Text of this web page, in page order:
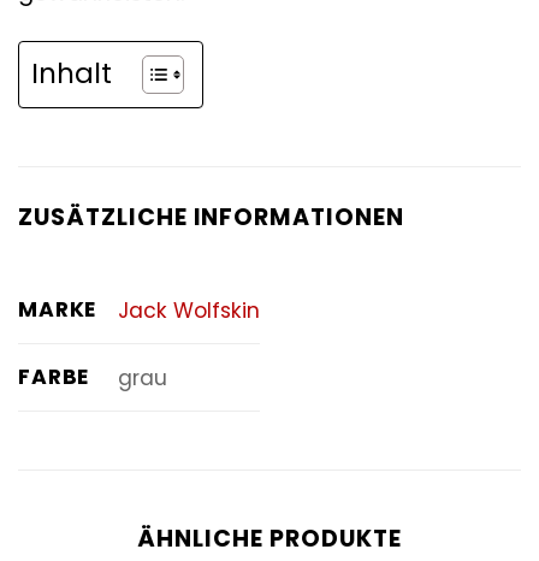
Inhalt
ZUSÄTZLICHE INFORMATIONEN
MARKE Jack Wolfskin
FARBE grau
ÄHNLICHE PRODUKTE